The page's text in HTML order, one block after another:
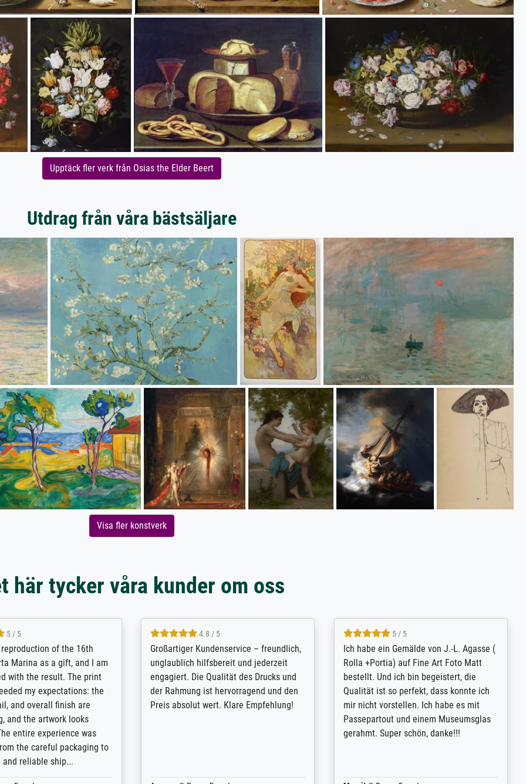
Upptäck fler verk från Osias the Elder Beert
Utdrag från våra bästsäljare
Visa fler konstverk
här tycker våra kunder om oss
5 / 5
Meisterdrucke strives to
demands, and provides
on how to obtain the best
prints requested by the
has a vast
prints to choose from, and
service also with
which are not in that
recommended!
5 / 5
Outstanding quality and customer
support. - the quality of the printing is
excellent and difficult to distinguish
from the real thing; it will be my go-to
for high-quality art prints from now on -
4.8 / 5
Qualité absolument irréprochable.
Extraordinaire diversité des thèmes
abordés et personnalisation des
demandes (recadrage, réajustement des
couleurs). Relation clientèle parfaite.
Transport, réception sans aucun
problème. Merci à toute l'équipe ! Hervé